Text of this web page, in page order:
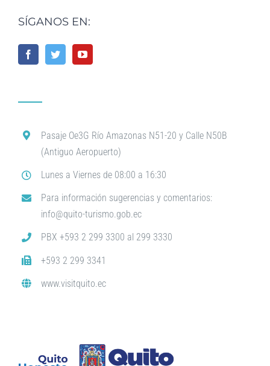
SÍGANOS EN:
Pasaje Oe3G Río Amazonas N51-20 y Calle N50B
(Antiguo Aeropuerto)
Lunes a Viernes de 08:00 a 16:30
Para información sugerencias y comentarios:
info@quito-turismo.gob.ec
PBX +593 2 299 3300 al 299 3330
+593 2 299 3341
www.visitquito.ec